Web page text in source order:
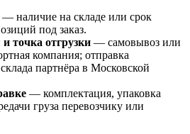
— наличие на складе или срок
под заказ.
точка отгрузки — самовывоз или
компания; отправка
партнёра в Московской
— комплектация, упаковка
груза перевозчику или